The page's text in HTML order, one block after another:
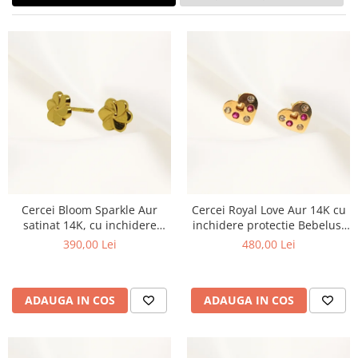
Cercei Bloom Sparkle Aur
satinat 14K, cu inchidere
protectie, Marime Mica,
390,00 Lei
ADAUGA IN COS
Cercei Royal Love Aur 14K cu
inchidere protectie Bebelusi
si Fetite
480,00 Lei
ADAUGA IN COS